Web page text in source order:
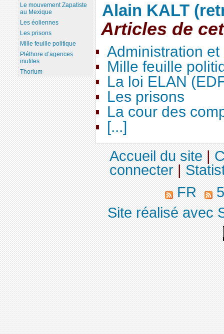
Alain KALT
Articles de
Administration
Mille feuille
La loi ELAN
Les prisons
La cour des
[...]
Le mouvement Zapatiste
au Mexique
Les éoliennes
Les prisons
Mille feuille politique
Pléthore d’agences
inutiles
Thorium
Accueil du site|
connecter|
FR
Site réalisé avec